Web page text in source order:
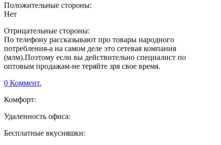
Положительные стороны:
Нет
Отрицательные стороны:
По телефону рассказывают про товары народного
потребления-а на самом деле это сетевая компания
(млм).Поэтому если вы действительно специалист по
оптовым продажам-не теряйте зря свое время.
0 Коммент.
Комфорт:
Удаленность офиса:
Бесплатные вкусняшки: